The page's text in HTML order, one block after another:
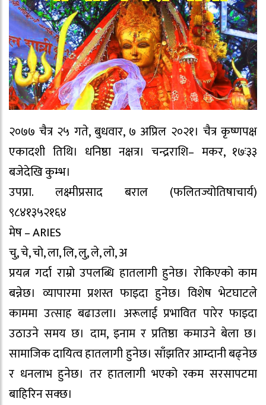
२०७७ चैत्र २५ गते, बुधवार, ७ अप्रिल २०२१। चैत्र कृष्णपक्ष
एकादशी तिथि। धनिष्ठा नक्षत्र। चन्द्रराशि– मकर, १७ः३३
बजेदेखि कुम्भ।
उपप्रा. लक्ष्मीप्रसाद बराल (फलितज्योतिषाचार्य)
९८४१३५२१६४
मेष – ARIES
चु, चे, चो, ला, लि, लु, ले, लो, अ
प्रयत्न गर्दा राम्रो उपलब्धि हातलागी हुनेछ। रोकिएको काम
बन्नेछ। व्यापारमा प्रशस्त फाइदा हुनेछ। विशेष भेटघाटले
काममा उत्साह बढाउला। अरूलाई प्रभावित पारेर फाइदा
उठाउने समय छ। दाम, इनाम र प्रतिष्ठा कमाउने बेला छ।
सामाजिक दायित्व हातलागी हुनेछ। साँझतिर आम्दानी बढ्नेछ
र धनलाभ हुनेछ। तर हातलागी भएको रकम सरसापटमा
बाहिरिन सक्छ।